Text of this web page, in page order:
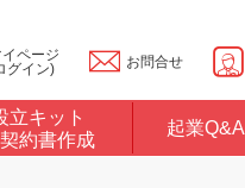
ページ
グイン)
お問合せ
立キット
約書作成
起業Q&A